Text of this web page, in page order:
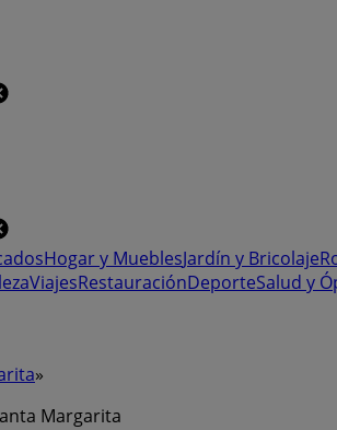
Hogar y MueblesJardín y Bricolaje
ViajesRestauraciónDeporteSalud y
»
Margarita